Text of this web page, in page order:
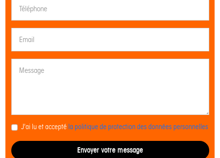
J'ai lu et accepté la politique de protection des données personnelles
Envoyer votre message